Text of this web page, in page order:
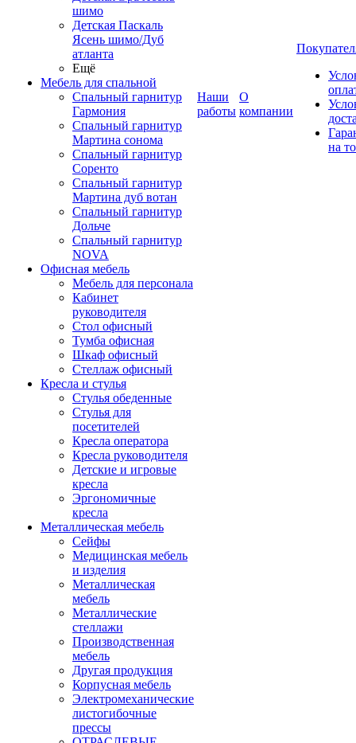
шимо
Детская Паскаль
Ясень шимо/Дуб
атланта
Ещё
Мебель для спальной
Спальный гарнитур
Гармония
Спальный гарнитур
Мартина сонома
Спальный гарнитур
Соренто
Спальный гарнитур
Мартина дуб вотан
Спальный гарнитур
Дольче
Спальный гарнитур
NOVA
Офисная мебель
Мебель для персонала
Кабинет
руководителя
Стол офисный
Тумба офисная
Шкаф офисный
Стеллаж офисный
Кресла и стулья
Стулья обеденные
Стулья для
посетителей
Кресла оператора
Кресла руководителя
Детские и игровые
кресла
Эргономичные
кресла
Металлическая мебель
Сейфы
Медицинская мебель
и изделия
Металлическая
мебель
Металлические
стеллажи
Производственная
мебель
Другая продукция
Корпусная мебель
Электромеханические
листогибочные
прессы
Наши
работы
О
компании
на